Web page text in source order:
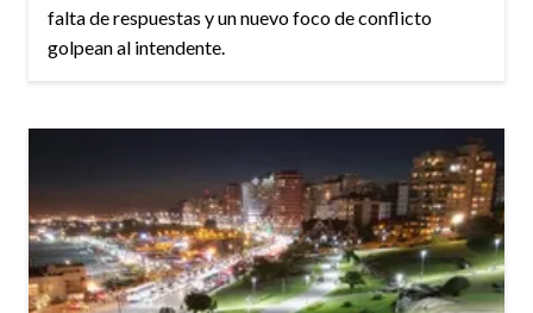
falta de respuestas y un nuevo foco de conflicto
golpean al intendente.